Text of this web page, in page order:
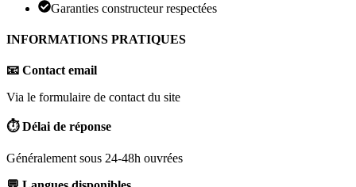
Garanties constructeur respectées
INFORMATIONS PRATIQUES
📧 Contact email
Via le formulaire de contact du site
⏱️ Délai de réponse
Généralement sous 24-48h ouvrées